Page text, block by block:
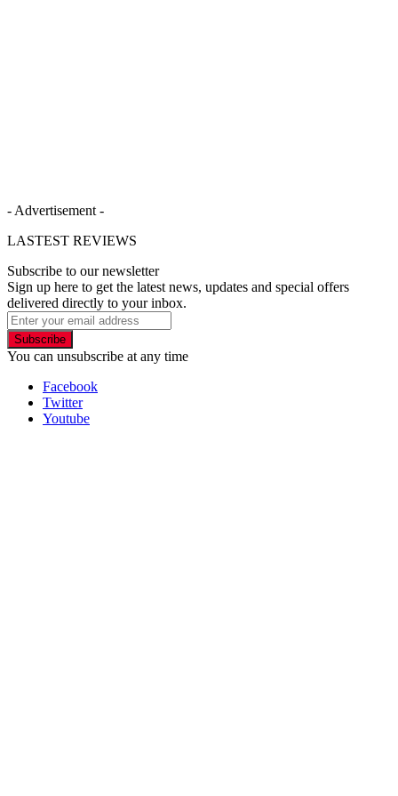
- Advertisement -
LASTEST REVIEWS
Subscribe to our newsletter
Sign up here to get the latest news, updates and special offers
delivered directly to your inbox.
Subscribe
You can unsubscribe at any time
Facebook
Twitter
Youtube